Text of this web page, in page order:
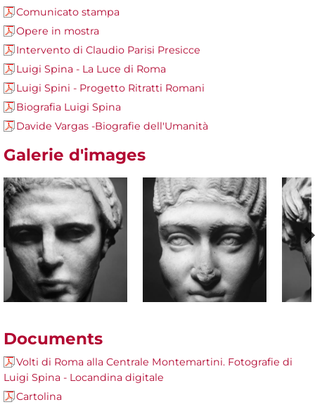
Comunicato stampa
Opere in mostra
Intervento di Claudio Parisi Presicce
Luigi Spina - La Luce di Roma
Luigi Spini - Progetto Ritratti Romani
Biografia Luigi Spina
Davide Vargas -Biografie dell'Umanità
Galerie d'images
Documents
Volti di Roma alla Centrale Montemartini. Fotografie di
Luigi Spina - Locandina digitale
Cartolina